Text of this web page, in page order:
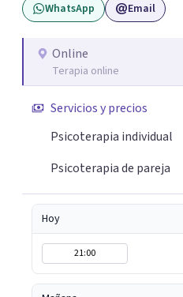
WhatsApp Email
Online
Terapia online
Servicios y precios
Psicoterapia individual
Psicoterapia de pareja
Hoy
21:00